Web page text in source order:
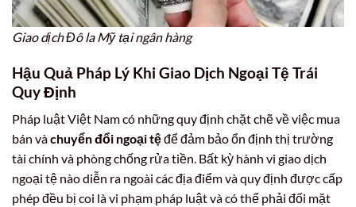
Giao dịch Đô la Mỹ tại ngân hàng
Hậu Quả Pháp Lý Khi Giao Dịch Ngoại Tệ Trái
Quy Định
Pháp luật Việt Nam có những quy định chặt chẽ về việc mua
bán vàchuyển đổi ngoại tệđể đảm bảo ổn định thị trường
tài chính và phòng chống rửa tiền. Bất kỳ hành vi giao dịch
ngoại tệ nào diễn ra ngoài các địa điểm và quy định được cấp
phép đều bị coi là vi phạm pháp luật và có thể phải đối mặt